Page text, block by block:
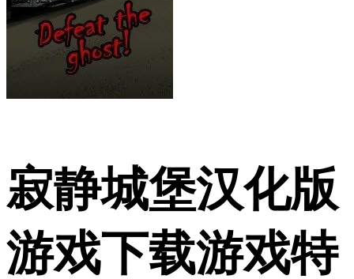
寂静城堡汉化版
游戏下载游戏特